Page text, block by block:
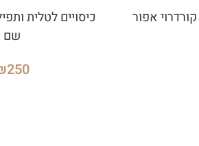
אפור
כיסויים לטלית
שם
250